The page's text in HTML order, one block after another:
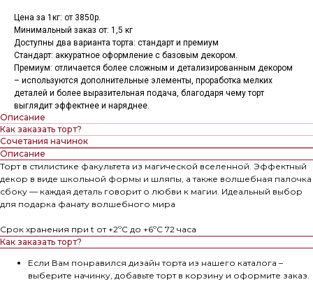
Цена за 1кг: от 3850р.
Минимальный заказ от: 1,5 кг
Доступны два варианта торта: стандарт и премиум
Стандарт: аккуратное оформление с базовым декором.
Премиум: отличается более сложным и детализированным декором
– используются дополнительные элементы, проработка мелких
деталей и более выразительная подача, благодаря чему торт
выглядит эффектнее и наряднее.
Описание
Как заказать торт?
Сочетания начинок
Описание
Торт в стилистике факультета из магической вселенной. Эффектный
декор в виде школьной формы и шляпы, а также волшебная палочка
сбоку — каждая деталь говорит о любви к магии. Идеальный выбор
для подарка фанату волшебного мира
Срок хранения при t от +2ºС до +6ºС 72 часа
Как заказать торт?
Если Вам понравился дизайн торта из нашего каталога –
выберите начинку, добавьте торт в корзину и оформите заказ.